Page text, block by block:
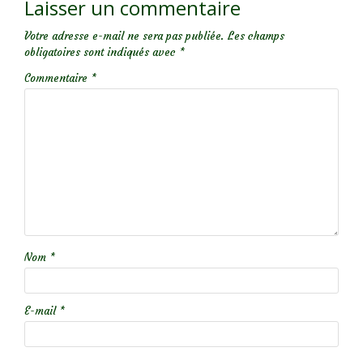
Laisser un commentaire
Votre adresse e-mail ne sera pas publiée. Les champs
obligatoires sont indiqués avec *
Commentaire *
Nom *
E-mail *